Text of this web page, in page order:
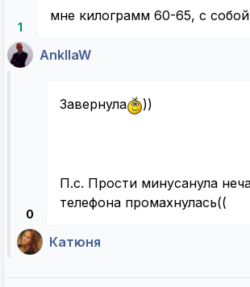
1
мне килограмм 60-65, с
AnkllaW
0
Завернула ))
П.с. Прости минусанула
телефона промахнулась((
Катюня